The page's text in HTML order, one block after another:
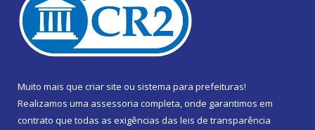
Muito mais que criar site ou sistema para prefeituras!
Realizamos uma assessoria completa, onde garantimos em
contrato que todas as exigências das leis de transparência